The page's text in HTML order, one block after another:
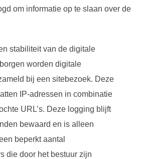
om informatie op te slaan over de
stabiliteit van de digitale
worden digitale
bij een sitebezoek. Deze
IP-adressen in combinatie
URL’s. Deze logging blijft
bewaard en is alleen
beperkt aantal
die door het bestuur zijn